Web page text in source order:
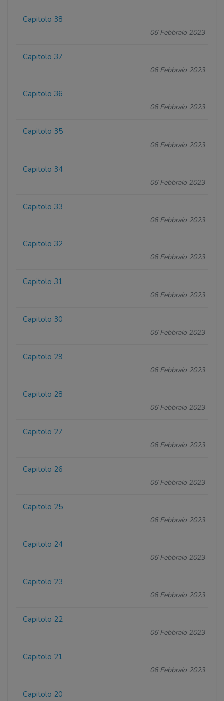
Capitolo 38
06 Febbraio 2023
Capitolo 37
06 Febbraio 2023
Capitolo 36
06 Febbraio 2023
Capitolo 35
06 Febbraio 2023
Capitolo 34
06 Febbraio 2023
Capitolo 33
06 Febbraio 2023
Capitolo 32
06 Febbraio 2023
Capitolo 31
06 Febbraio 2023
Capitolo 30
06 Febbraio 2023
Capitolo 29
06 Febbraio 2023
Capitolo 28
06 Febbraio 2023
Capitolo 27
06 Febbraio 2023
Capitolo 26
06 Febbraio 2023
Capitolo 25
06 Febbraio 2023
Capitolo 24
06 Febbraio 2023
Capitolo 23
06 Febbraio 2023
Capitolo 22
06 Febbraio 2023
Capitolo 21
06 Febbraio 2023
Capitolo 20